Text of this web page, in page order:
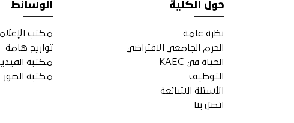
حول الكلية
نظرة عامة
الحرم الجامعي الافتراضي
الحياة في KAEC
التوظيف
الأسئلة الشائعة
اتصل بنا
الوسائط
مكتب
تواريخ هامة
مكتبة
مكتبة الصور